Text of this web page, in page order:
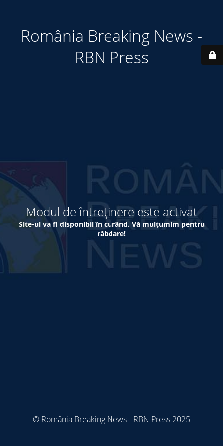
România Breaking News -
RBN Press
Modul de întreținere este activat
Site-ul va fi disponibil în curând. Vă mulțumim pentru
răbdare!
© România Breaking News - RBN Press 2025